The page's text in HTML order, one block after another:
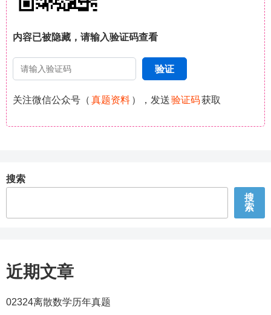
内容已被隐藏，请输入验证码查看
关注微信公众号（ 真题资料 ），发送验证码获取
搜索
搜
索
近期文章
02324离散数学历年真题